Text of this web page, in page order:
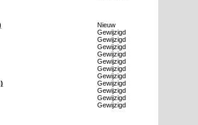
Nieuw
Gewijzigd
Gewijzigd
Gewijzigd
Gewijzigd
Gewijzigd
Gewijzigd
Gewijzigd
Gewijzigd
Gewijzigd
Gewijzigd
Gewijzigd